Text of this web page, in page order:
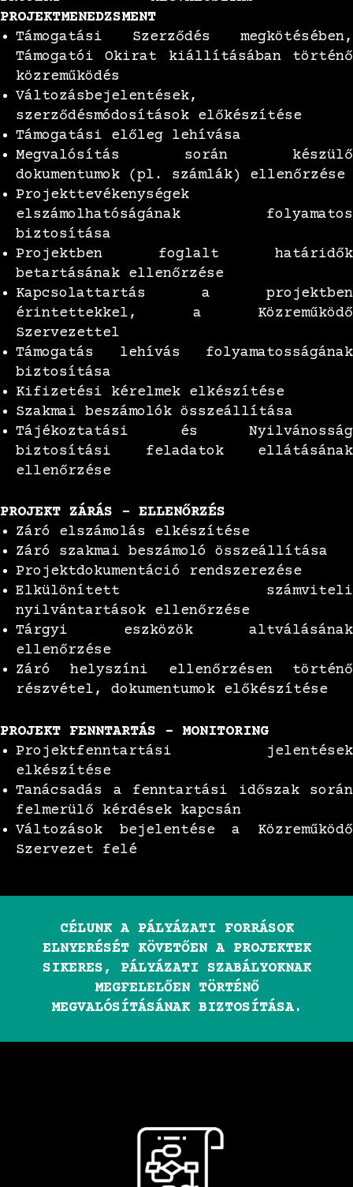
PROJEKTMENEDZSMENT
Támogatási Szerződés megkötésében,
Támogatói Okirat kiállításában történő
közreműködés
Változásbejelentések,
szerződésmódosítások előkészítése
Támogatási előleg lehívása
Megvalósítás során készülő
dokumentumok (pl. számlák) ellenőrzése
Projekttevékenységek
elszámolhatóságának folyamatos
biztosítása
Projektben foglalt határidők
betartásának ellenőrzése
Kapcsolattartás a projektben
érintettekkel, a Közreműködő
Szervezettel
Támogatás lehívás folyamatosságának
biztosítása
Kifizetési kérelmek elkészítése
Szakmai beszámolók összeállítása
Tájékoztatási és Nyilvánosság
biztosítási feladatok ellátásának
ellenőrzése
PROJEKT ZÁRÁS – ELLENŐRZÉS
Záró elszámolás elkészítése
Záró szakmai beszámoló összeállítása
Projektdokumentáció rendszerezése
Elkülönített számviteli
nyilvántartások ellenőrzése
Tárgyi eszközök altválásának
ellenőrzése
Záró helyszíni ellenőrzésen történő
részvétel, dokumentumok előkészítése
PROJEKT FENNTARTÁS – MONITORING
Projektfenntartási jelentések
elkészítése
Tanácsadás a fenntartási időszak során
felmerülő kérdések kapcsán
Változások bejelentése a Közreműködő
Szervezet felé
CÉLUNK A PÁLYÁZATI FORRÁSOK
ELNYERÉSÉT KÖVETŐEN A PROJEKTEK
SIKERES, PÁLYÁZATI SZABÁLYOKNAK
MEGFELELŐEN TÖRTÉNŐ
MEGVALÓSÍTÁSÁNAK BIZTOSÍTÁSA.